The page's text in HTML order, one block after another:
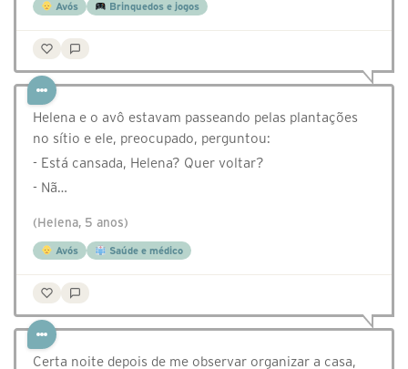
Avós Brinquedos e jogos
Helena e o avô estavam passeando pelas plantações
no sítio e ele, preocupado, perguntou:
- Está cansada, Helena? Quer voltar?
- Nã…
(Helena, 5 anos)
Avós Saúde e médico
Certa noite depois de me observar organizar a casa,